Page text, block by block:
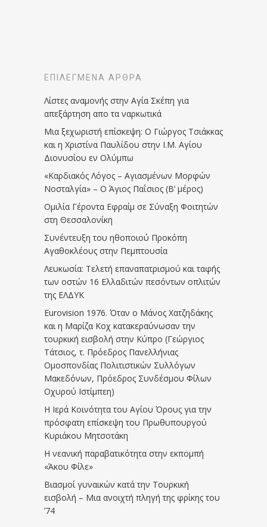
ΕΠΙΛΕΓΜΈΝΑ ΆΡΘΡΑ
Λίστες αναμονής στην Αγία Σκέπη για
απεξάρτηση απο τα ναρκωτικά
Μια ξεχωριστή επίσκεψη: Ο Γιώργος Τσιάκκας
και η Χριστίνα Παυλίδου στην Ι.Μ. Αγίου
Διονυσίου εν Ολύμπω
«Καρδιακός Λόγος – Αγιασμένων Μορφών
Νοσταλγία» – Ο Άγιος Παΐσιος (Β’ μέρος)
Ομιλία Γέροντα Εφραίμ σε Σύναξη Φοιτητών
στη Θεσσαλονίκη
Συνέντευξη του ηθοποιού Προκόπη
Αγαθοκλέους στην Πεμπτουσία
Λευκωσία: Τελετή επαναπατρισμού και ταφής
των οστών 16 Ελλαδιτών πεσόντων οπλιτών
της ΕΛΔΥΚ
Eurovision 1976. Όταν ο Μάνος Χατζηδάκης
και η Μαρίζα Κοχ κατακεραύνωσαν την
τουρκική εισβολή στην Κύπρο (Γεώργιος
Τάτσιος, τ. Πρόεδρος Πανελλήνιας
Ομοσπονδίας Πολιτιστικών Συλλόγων
Μακεδόνων, Πρόεδρος Συνδέσμου Φίλων
Οχυρού Ιστίμπεη)
Η Ιερά Κοινότητα του Αγίου Όρους για την
πρόσφατη επίσκεψη του Πρωθυπουργού
Κυριάκου Μητσοτάκη
Η νεανική παραβατικότητα στην εκπομπή
«Άκου Φίλε»
Βιασμοί γυναικών κατά την Τουρκική
εισβολή – Μια ανοιχτή πληγή της φρίκης του
’74